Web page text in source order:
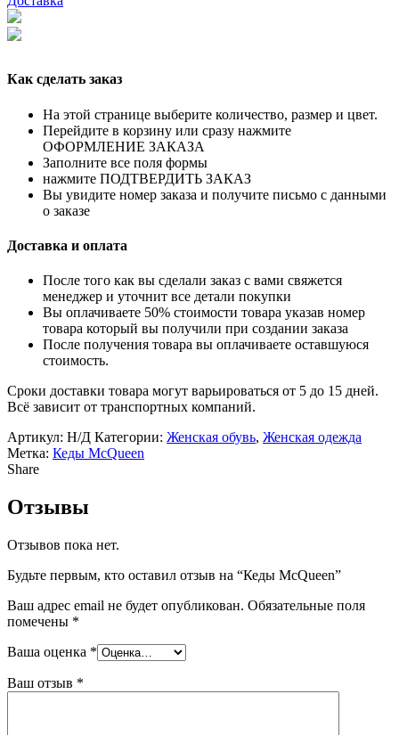
Как сделать заказ
На этой странице выберите количество, размер и цвет.
Перейдите в корзину или сразу нажмите
ОФОРМЛЕНИЕ ЗАКАЗА
Заполните все поля формы
нажмите ПОДТВЕРДИТЬ ЗАКАЗ
Вы увидите номер заказа и получите письмо с данными
о заказе
Доставка и оплата
После того как вы сделали заказ с вами свяжется
менеджер и уточнит все детали покупки
Вы оплачиваете 50% стоимости товара указав номер
товара который вы получили при создании заказа
После получения товара вы оплачиваете оставшуюся
стоимость.
Сроки доставки товара могут варьироваться от 5 до 15 дней.
Всё зависит от транспортных компаний.
Артикул: Н/Д Категории: Женская обувь, Женская одежда
Метка: Кеды McQueen
Share
Отзывы
Отзывов пока нет.
Будьте первым, кто оставил отзыв на “Кеды McQueen”
Ваш адрес email не будет опубликован. Обязательные поля
помечены *
Ваша оценка *
Ваш отзыв *